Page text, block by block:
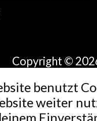
Copyright ©
benutzt
weiter